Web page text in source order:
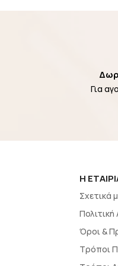
Για
H
Σχετικά
Όροι &
Τρόποι